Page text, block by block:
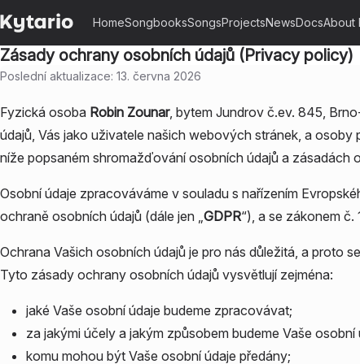
HomeSongbooksSongsProjectsNewsDocsAbout
Zásady ochrany osobních údajů (Privacy policy)
Poslední aktualizace: 13. června 2026
Fyzická osoba Robin Zounar, bytem Jundrov č.ev. 845,
údajů, Vás jako uživatele našich webových stránek, a
níže popsaném shromažďování osobních údajů a zásadách
Osobní údaje zpracováváme v souladu s nařízením
ochraně osobních údajů (dále jen „GDPR“), a se zákonem
Ochrana Vašich osobních údajů je pro nás důležitá, a proto
Tyto zásady ochrany osobních údajů vysvětlují zejména:
jaké Vaše osobní údaje budeme zpracovávat;
za jakými účely a jakým způsobem budeme Vaše
komu mohou být Vaše osobní údaje předány;